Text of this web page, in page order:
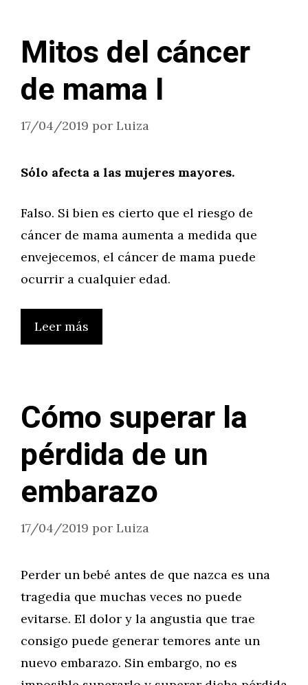
Mitos del cáncer
de mama I
17/04/2019 por Luiza
Sólo afecta a las mujeres mayores.
Falso. Si bien es cierto que el riesgo de
cáncer de mama aumenta a medida que
envejecemos, el cáncer de mama puede
ocurrir a cualquier edad.
Leer más
Cómo superar la
pérdida de un
embarazo
17/04/2019 por Luiza
Perder un bebé antes de que nazca es una
tragedia que muchas veces no puede
evitarse. El dolor y la angustia que trae
consigo puede generar temores ante un
nuevo embarazo. Sin embargo, no es